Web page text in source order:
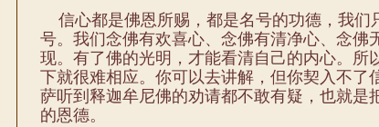
信心都是佛恩所赐，都是名号的功德，我们
号。我们念佛有欢喜心、念佛有清净心、念佛
现。有了佛的光明，才能看清自己的内心。所
下就很难相应。你可以去讲解，但你契入不了
萨听到释迦牟尼佛的劝请都不敢有疑，也就是
的恩德。